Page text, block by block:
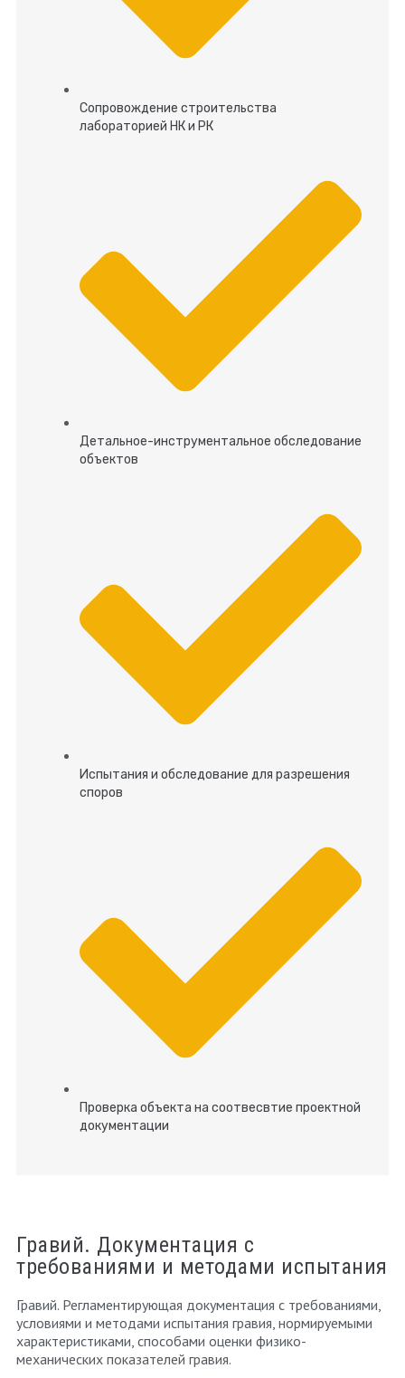
Сопровождение строительства
лабораторией НК и РК
Детальное-инструментальное обследование
объектов
Испытания и обследование для разрешения
споров
Проверка объекта на соотвесвтие проектной
документации
Гравий. Документация с
требованиями и методами испытания
Гравий. Регламентирующая документация с требованиями,
условиями и методами испытания гравия, нормируемыми
характеристиками, способами оценки физико-
механических показателей гравия.